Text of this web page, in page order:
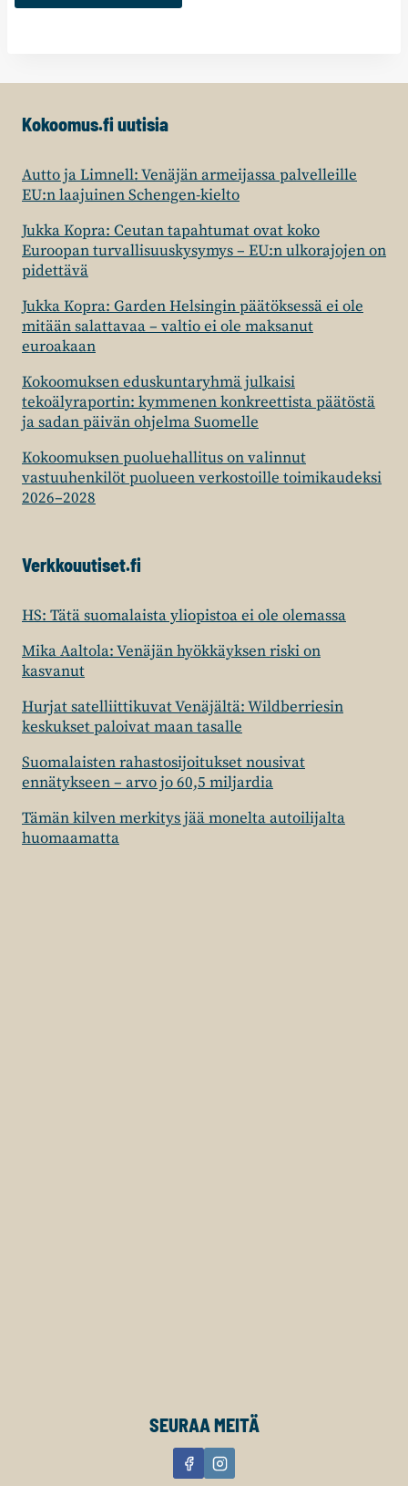
Kokoomus.fi uutisia
Autto ja Limnell: Venäjän armeijassa palvelleille
EU:n laajuinen Schengen-kielto
Jukka Kopra: Ceutan tapahtumat ovat koko
Euroopan turvallisuuskysymys – EU:n ulkorajojen on
pidettävä
Jukka Kopra: Garden Helsingin päätöksessä ei ole
mitään salattavaa – valtio ei ole maksanut
euroakaan
Kokoomuksen eduskuntaryhmä julkaisi
tekoälyraportin: kymmenen konkreettista päätöstä
ja sadan päivän ohjelma Suomelle
Kokoomuksen puoluehallitus on valinnut
vastuuhenkilöt puolueen verkostoille toimikaudeksi
2026–2028
Verkkouutiset.fi
HS: Tätä suomalaista yliopistoa ei ole olemassa
Mika Aaltola: Venäjän hyökkäyksen riski on
kasvanut
Hurjat satelliittikuvat Venäjältä: Wildberriesin
keskukset paloivat maan tasalle
Suomalaisten rahastosijoitukset nousivat
ennätykseen – arvo jo 60,5 miljardia
Tämän kilven merkitys jää monelta autoilijalta
huomaamatta
SEURAA MEITÄ